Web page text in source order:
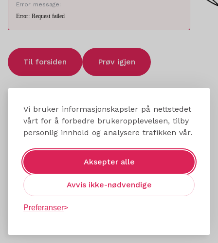
Vi bruker informasjonskapsler på nettstedet
vårt for å forbedre brukeropplevelsen, tilby
personlig innhold og analysere trafikken vår.
Aksepter alle
Avvis ikke-nødvendige
Preferanser
Error message:
Error: Request failed
Til forsiden Prøv igjen